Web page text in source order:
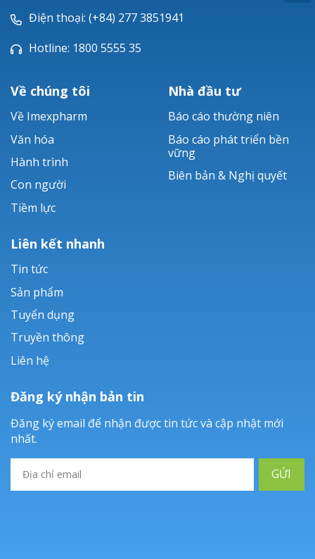
Zobacta®
Bacsulfo®
Điện thoại: (+84) 277 3851941
Hotline: 1800 5555 35
Về chúng tôi
Về Imexpharm
Văn hóa
Hành trình
Con người
Tiềm lực
Nhà đầu tư
Báo cáo thường niên
Báo cáo phát triển bền
vững
Biên bản & Nghị quyết
Liên kết nhanh
Tin tức
Sản phẩm
Tuyển dụng
Truyền thông
Liên hệ
Đăng ký nhận bản tin
Đăng ký email để nhận được tin tức và cập nhật mới
nhất.
GỬI